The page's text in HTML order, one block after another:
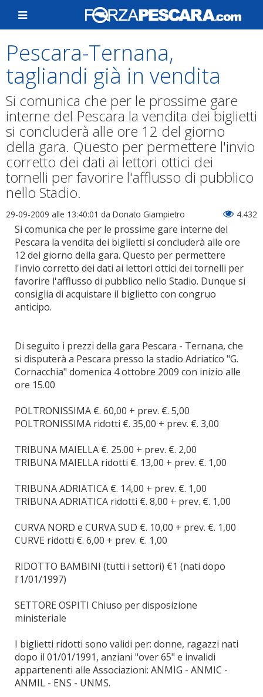
Pescara-Ternana,
tagliandi già in vendita
Si comunica che per le prossime gare
interne del Pescara la vendita dei biglietti
si concluderà alle ore 12 del giorno
della gara. Questo per permettere l'invio
corretto dei dati ai lettori ottici dei
tornelli per favorire l'afflusso di pubblico
nello Stadio.
29-09-2009 alle 13:40:01 da Donato Giampietro 4.432
Si comunica che per le prossime gare interne del
Pescara la vendita dei biglietti si concluderà alle ore
12 del giorno della gara. Questo per permettere
l'invio corretto dei dati ai lettori ottici dei tornelli per
favorire l'afflusso di pubblico nello Stadio. Dunque si
consiglia di acquistare il biglietto con congruo
anticipo.
Di seguito i prezzi della gara Pescara - Ternana, che
si disputerà a Pescara presso la stadio Adriatico "G.
Cornacchia" domenica 4 ottobre 2009 con inizio alle
ore 15.00
POLTRONISSIMA €. 60,00 + prev. €. 5,00
POLTRONISSIMA ridotti €. 35,00 + prev. €. 3,00
TRIBUNA MAIELLA €. 25.00 + prev. €. 2,00
TRIBUNA MAIELLA ridotti €. 13,00 + prev. €. 1,00
TRIBUNA ADRIATICA €. 14,00 + prev. €. 1,00
TRIBUNA ADRIATICA ridotti €. 8,00 + prev. €. 1,00
CURVA NORD e CURVA SUD €. 10,00 + prev. €. 1,00
CURVE ridotti €. 6,00 + prev. €. 1,00
RIDOTTO BAMBINI (tutti i settori) €1 (nati dopo
l'1/01/1997)
SETTORE OSPITI Chiuso per disposizione
ministeriale
I biglietti ridotti sono validi per: donne, ragazzi nati
dopo il 01/01/1991, anziani "over 65" e invalidi
appartenenti alle Associazioni: ANMIG - ANMIC -
ANMIL - ENS - UNMS.